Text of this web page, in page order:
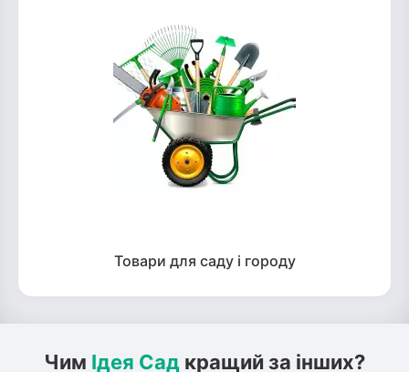
Товари для саду і городу
Чим Ідея Сад кращий за інших?